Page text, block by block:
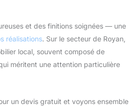
et des finitions soignées — une
réalisations. Sur le secteur de Royan,
local, souvent composé de
méritent une attention particulière
un devis gratuit et voyons ensemble